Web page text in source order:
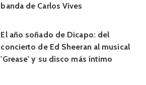
banda de Carlos Vives
El año soñado de Dicapo: del
concierto de Ed Sheeran al musical
'Grease' y su disco más íntimo